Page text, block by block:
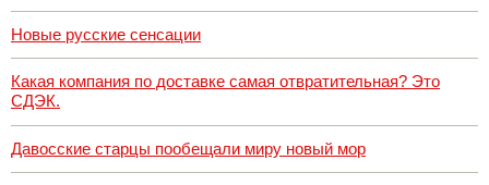
Новые русские сенсации
Какая компания по доставке самая отвратительная? Это
СДЭК.
Давосские старцы пообещали миру новый мор